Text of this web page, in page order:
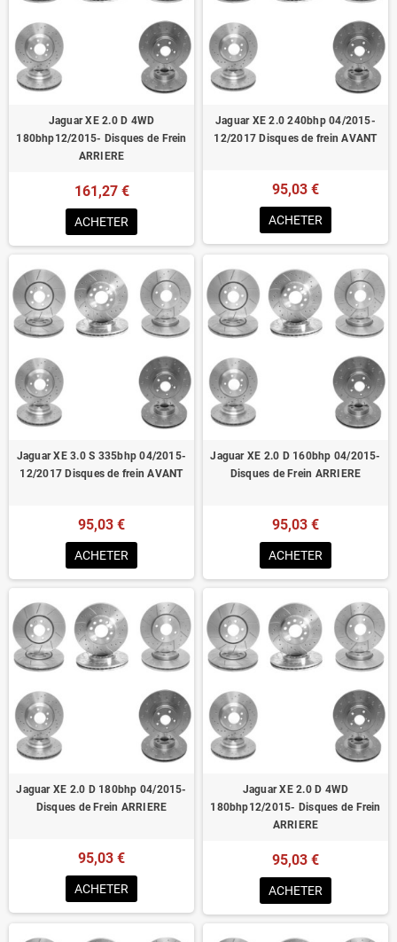
Jaguar XE 2.0 D 4WD
180bhp12/2015- Disques de Frein
ARRIERE
161,27 €
ACHETER
Jaguar XE 2.0 240bhp 04/2015-
12/2017 Disques de frein AVANT
95,03 €
ACHETER
Jaguar XE 3.0 S 335bhp 04/2015-
12/2017 Disques de frein AVANT
95,03 €
ACHETER
Jaguar XE 2.0 D 160bhp 04/2015-
Disques de Frein ARRIERE
95,03 €
ACHETER
Jaguar XE 2.0 D 180bhp 04/2015-
Disques de Frein ARRIERE
95,03 €
ACHETER
Jaguar XE 2.0 D 4WD
180bhp12/2015- Disques de Frein
ARRIERE
95,03 €
ACHETER